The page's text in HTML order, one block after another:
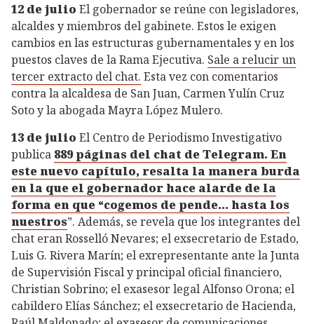
12 de julio El gobernador se reúne con legisladores,
alcaldes y miembros del gabinete. Estos le exigen
cambios en las estructuras gubernamentales y en los
puestos claves de la Rama Ejecutiva. Sale a relucir un
tercer extracto del chat. Esta vez con comentarios
contra la alcaldesa de San Juan, Carmen Yulín Cruz
Soto y la abogada Mayra López Mulero.
13 de julio El Centro de Periodismo Investigativo
publica 889 páginas del chat de Telegram. En
este nuevo capítulo, resalta la manera burda
en la que el gobernador hace alarde de la
forma en que “cogemos de pende... hasta los
nuestros”. Además, se revela que los integrantes del
chat eran Rosselló Nevares; el exsecretario de Estado,
Luis G. Rivera Marín; el exrepresentante ante la Junta
de Supervisión Fiscal y principal oficial financiero,
Christian Sobrino; el exasesor legal Alfonso Orona; el
cabildero Elías Sánchez; el exsecretario de Hacienda,